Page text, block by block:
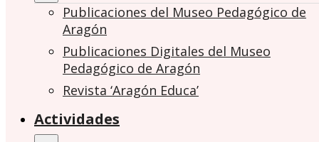
Publicaciones del Museo Pedagógico de
Aragón
Publicaciones Digitales del Museo
Pedagógico de Aragón
Revista ‘Aragón Educa’
Actividades